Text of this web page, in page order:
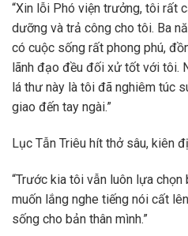
“Xin lỗi Phó viện trưởng, tôi rất
dưỡng và trả công cho tôi. Ba
có cuộc sống rất phong phú,
lãnh đạo đều đối xử tốt với tôi.
lá thư này là tôi đã nghiêm túc
giao đến tay ngài.”
Lục Tẫn Triêu hít thở sâu, kiên
“Trước kia tôi vẫn luôn lựa
muốn lắng nghe tiếng nói cất
sống cho bản thân mình.”